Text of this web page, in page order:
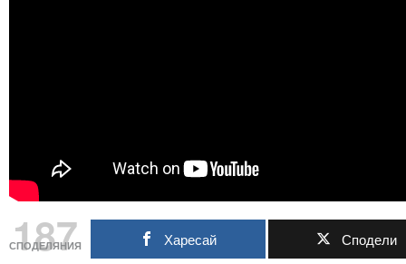
187
СПОДЕЛЯНИЯ Харесай Сподели